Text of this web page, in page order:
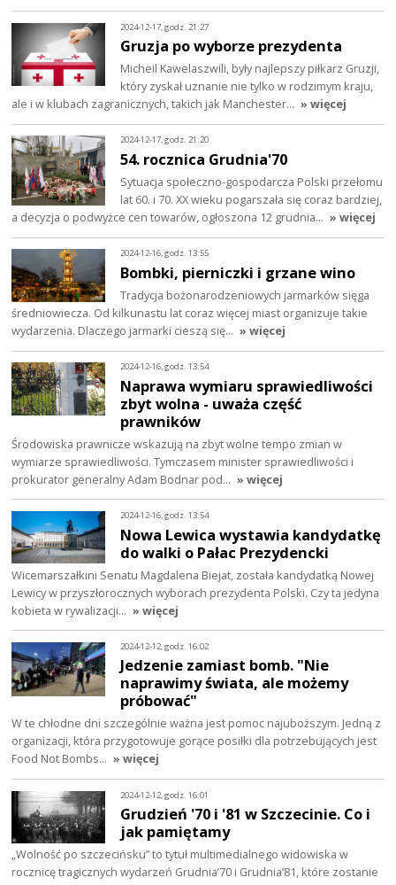
2024-12-17, godz. 21:27
Gruzja po wyborze prezydenta
Micheil Kawelaszwili, były najlepszy piłkarz Gruzji,
który zyskał uznanie nie tylko w rodzimym kraju,
ale i w klubach zagranicznych, takich jak Manchester… » więcej
2024-12-17, godz. 21:20
54. rocznica Grudnia'70
Sytuacja społeczno-gospodarcza Polski przełomu
lat 60. i 70. XX wieku pogarszała się coraz bardziej,
a decyzja o podwyżce cen towarów, ogłoszona 12 grudnia… » więcej
2024-12-16, godz. 13:55
Bombki, pierniczki i grzane wino
Tradycja bożonarodzeniowych jarmarków sięga
średniowiecza. Od kilkunastu lat coraz więcej miast organizuje takie
wydarzenia. Dlaczego jarmarki cieszą się… » więcej
2024-12-16, godz. 13:54
Naprawa wymiaru sprawiedliwości
zbyt wolna - uważa część
prawników
Środowiska prawnicze wskazują na zbyt wolne tempo zmian w
wymiarze sprawiedliwości. Tymczasem minister sprawiedliwości i
prokurator generalny Adam Bodnar pod… » więcej
2024-12-16, godz. 13:54
Nowa Lewica wystawia kandydatkę
do walki o Pałac Prezydencki
Wicemarszałkini Senatu Magdalena Biejat, została kandydatką Nowej
Lewicy w przyszłorocznych wyborach prezydenta Polski. Czy ta jedyna
kobieta w rywalizacji… » więcej
2024-12-12, godz. 16:02
Jedzenie zamiast bomb. "Nie
naprawimy świata, ale możemy
próbować"
W te chłodne dni szczególnie ważna jest pomoc najuboższym. Jedną z
organizacji, która przygotowuje gorące posiłki dla potrzebujących jest
Food Not Bombs… » więcej
2024-12-12, godz. 16:01
Grudzień '70 i '81 w Szczecinie. Co i
jak pamiętamy
„Wolność po szczecińsku” to tytuł multimedialnego widowiska w
rocznicę tragicznych wydarzeń Grudnia’70 i Grudnia’81, które zostanie